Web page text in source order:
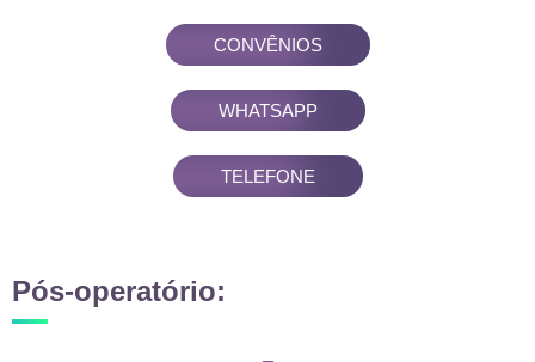
CONVÊNIOS
WHATSAPP
TELEFONE
Pós-operatório: